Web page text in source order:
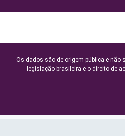
Os dados são de origem pública e
legislação brasileira e o direito de